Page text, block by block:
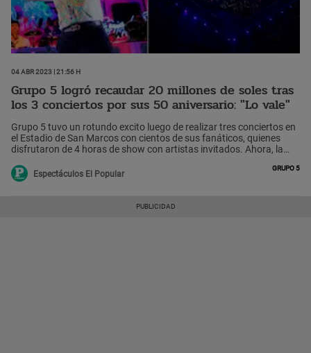
04 Abr 2023 | 21:56 h
Grupo 5 logró recaudar 20 millones de soles tras
los 3 conciertos por sus 50 aniversario: "Lo vale"
Grupo 5 tuvo un rotundo excito luego de realizar tres conciertos en
el Estadio de San Marcos con cientos de sus fanáticos, quienes
disfrutaron de 4 horas de show con artistas invitados. Ahora, la
que la orquesta recaudó aproximadamente 20 millones de soles.
Espectáculos El Popular
Grupo 5